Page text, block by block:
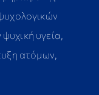
υγεία,
ατόμων,